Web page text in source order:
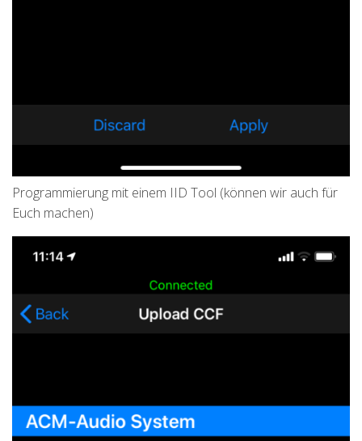
Programmierung mit einem IID Tool (können wir auch für
Euch machen)